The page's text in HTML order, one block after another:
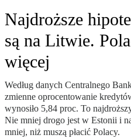
Najdroższe
są na Litwie.
więcej
Według danych Centralnego
zmienne oprocentowanie
wynosiło 5,84 proc. To
Nie mniej drogo jest w Estonii i
mniej, niż muszą płacić Polacy.